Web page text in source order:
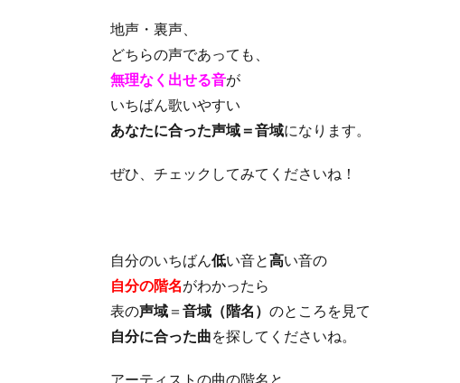
地声・裏声、
どちらの声であっても、
無理なく出せる音が
いちばん歌いやすい
あなたに合った声域＝音域になります。
ぜひ、チェックしてみてくださいね！
自分のいちばん低い音と高い音の
自分の階名がわかったら
表の声域 ＝ 音域（階名） のところを見て
自分に合った曲を探してくださいね。
アーティストの曲の階名と